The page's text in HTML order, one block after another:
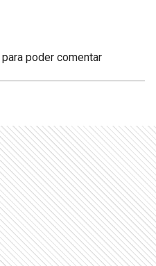
para poder comentar